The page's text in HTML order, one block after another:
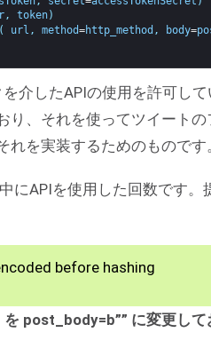
, token)
url , method=http_method , body=
介したAPIの使用を許可して
り、それを使ってツイート
を実装するためのものです
にAPIを使用した回数です。
before hashing
post_body=b”” に変更して